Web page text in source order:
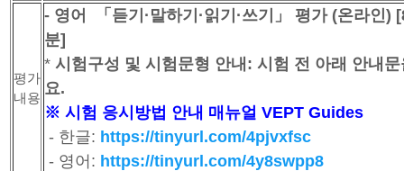
평가
내용
- 영어 「듣기·말하기·읽기·쓰기」 평가 (온라인)
분]
*시험구성 및 시험문형 안내: 시험 전 아래 안내
요.
※ 시험 응시방법 안내 매뉴얼 VEPT Guides
- 한글: https://tinyurl.com/4pjvxfsc
- 영어: https://tinyurl.com/4y8swpp8